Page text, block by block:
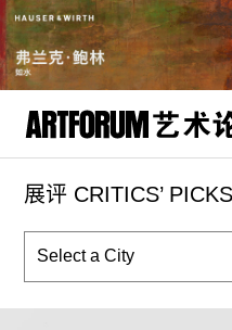
artguide
新闻
杂志
展评 CRITICS’ PICKS